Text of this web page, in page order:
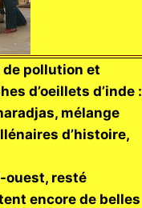
pollution et
d’oeillets d’inde :
mélange
d’histoire,
ouest, resté
encore de belles